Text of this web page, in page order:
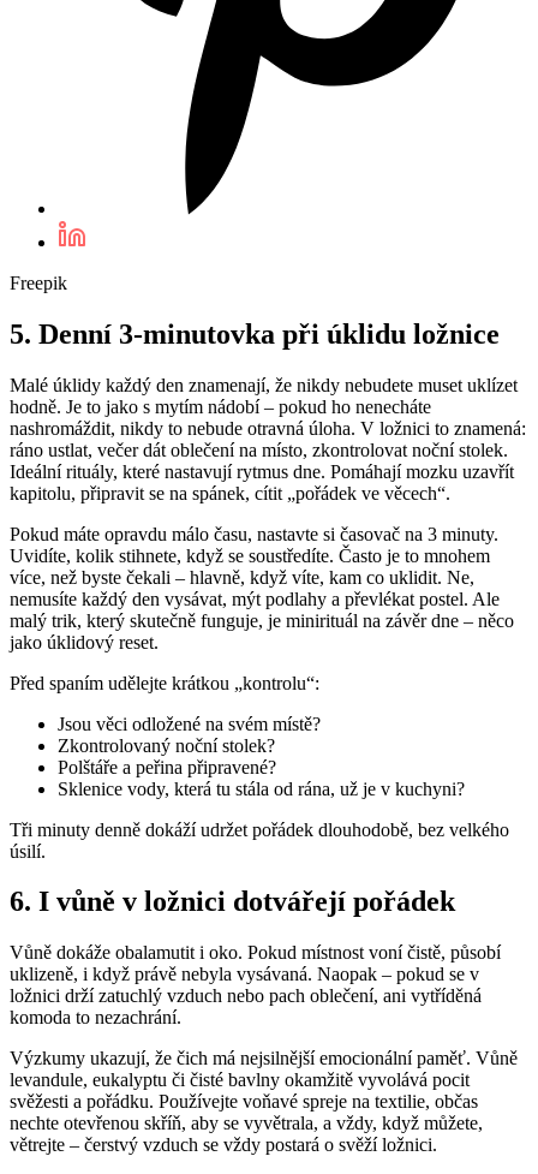
Freepik
5. Denní 3-minutovka při úklidu ložnice
Malé úklidy každý den znamenají, že nikdy nebudete muset uklízet
hodně. Je to jako s mytím nádobí – pokud ho nenecháte
nashromáždit, nikdy to nebude otravná úloha. V ložnici to znamená:
ráno ustlat, večer dát oblečení na místo, zkontrolovat noční stolek.
Ideální rituály, které nastavují rytmus dne. Pomáhají mozku uzavřít
kapitolu, připravit se na spánek, cítit „pořádek ve věcech“.
Pokud máte opravdu málo času, nastavte si časovač na 3 minuty.
Uvidíte, kolik stihnete, když se soustředíte. Často je to mnohem
více, než byste čekali – hlavně, když víte, kam co uklidit. Ne,
nemusíte každý den vysávat, mýt podlahy a převlékat postel. Ale
malý trik, který skutečně funguje, je minirituál na závěr dne – něco
jako úklidový reset.
Před spaním udělejte krátkou „kontrolu“:
Jsou věci odložené na svém místě?
Zkontrolovaný noční stolek?
Polštáře a peřina připravené?
Sklenice vody, která tu stála od rána, už je v kuchyni?
Tři minuty denně dokáží udržet pořádek dlouhodobě, bez velkého
úsilí.
6. I vůně v ložnici dotvářejí pořádek
Vůně dokáže obalamutit i oko. Pokud místnost voní čistě, působí
uklizeně, i když právě nebyla vysávaná. Naopak – pokud se v
ložnici drží zatuchlý vzduch nebo pach oblečení, ani vytříděná
komoda to nezachrání.
Výzkumy ukazují, že čich má nejsilnější emocionální paměť. Vůně
levandule, eukalyptu či čisté bavlny okamžitě vyvolává pocit
svěžesti a pořádku. Používejte voňavé spreje na textilie, občas
nechte otevřenou skříň, aby se vyvětrala, a vždy, když můžete,
větrejte – čerstvý vzduch se vždy postará o svěží ložnici.